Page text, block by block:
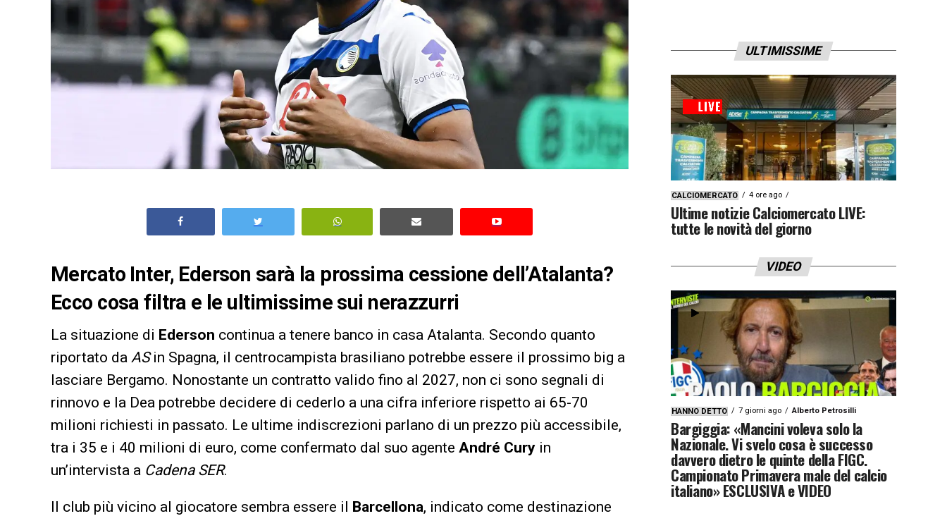
Mercato Inter, Ederson sarà la prossima cessione dell’Atalanta?
Ecco cosa filtra e le ultimissime sui nerazzurri
La situazione di Ederson continua a tenere banco in casa Atalanta. Secondo quanto
riportato da ASin Spagna, il centrocampista brasiliano potrebbe essere il prossimo big a
lasciare Bergamo. Nonostante un contratto valido fino al 2027, non ci sono segnali di
rinnovo e la Dea potrebbe decidere di cederlo a una cifra inferiore rispetto ai 65-70
milioni richiesti in passato. Le ultime indiscrezioni parlano di un prezzo più accessibile,
tra i 35 e i 40 milioni di euro, come confermato dal suo agente André Cury in
un’intervista a Cadena SER.
Il club più vicino al giocatore sembra essere il Barcellona, indicato come destinazione
ULTIMISSIME
CALCIOMERCATO 4 ore ago
Ultime notizie Calciomercato LIVE:
tutte le novità del giorno
VIDEO
HANNO DETTO 7 giorni ago Alberto Petrosilli
Bargiggia: «Mancini voleva solo la
Nazionale. Vi svelo cosa è successo
davvero dietro le quinte della FIGC.
Campionato Primavera male del calcio
italiano» ESCLUSIVA e VIDEO